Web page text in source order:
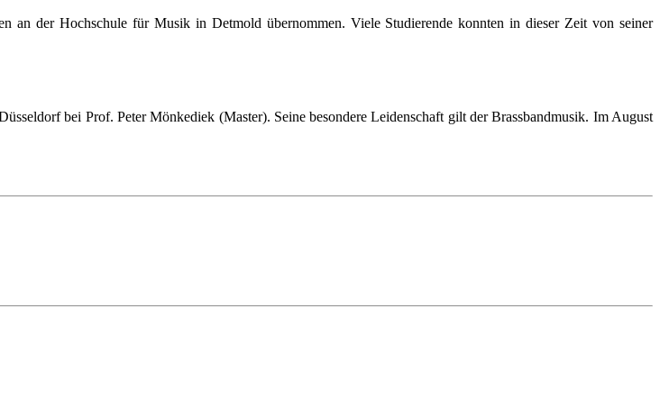
an der Hochschule für Musik in Detmold übernommen. Viele Studierende konnten in dieser Zeit von seiner
bei Prof. Peter Mönkediek (Master). Seine besondere Leidenschaft gilt der Brassbandmusik. Im August